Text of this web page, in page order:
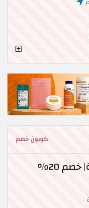
كوبون خصم
كود خصم Mubkhar السعودية| خصم 20%